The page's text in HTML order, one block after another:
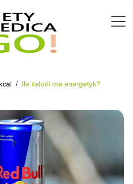
/ Ile kalorii ma energetyk?